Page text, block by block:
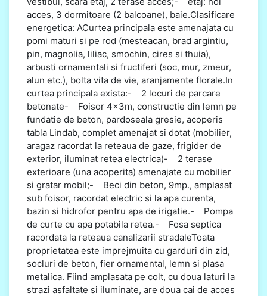
acces, 3 dormitoare (2 balcoane), baie.Clasificare
energetica: ACurtea principala este amenajata cu
pomi maturi si pe rod (mesteacan, brad argintiu,
pin, magnolia, liliac, smochin, cires si thuia),
arbusti ornamentali si fructiferi (soc, mur, zmeur,
alun etc.), bolta vita de vie, aranjamente florale.In
curtea principala exista:- 2 locuri de parcare
betonate- Foisor 4x3m, constructie din lemn pe
fundatie de beton, pardoseala gresie, acoperis
tabla Lindab, complet amenajat si dotat (mobilier,
aragaz racordat la reteaua de gaze, frigider de
exterior, iluminat retea electrica)- 2 terase
exterioare (una acoperita) amenajate cu mobilier
si gratar mobil;- Beci din beton, 9mp., amplasat
sub foisor, racordat electric si la apa curenta,
bazin si hidrofor pentru apa de irigatie.- Pompa
de curte cu apa potabila retea.- Fosa septica
racordata la reteaua canalizarii stradaleToata
proprietatea este imprejmuita cu garduri din zid,
socluri de beton, fier ornamental, lemn si plasa
metalica. Fiind amplasata pe colt, cu doua laturi la
strazi asfaltate si iluminate, are doua cai de acces